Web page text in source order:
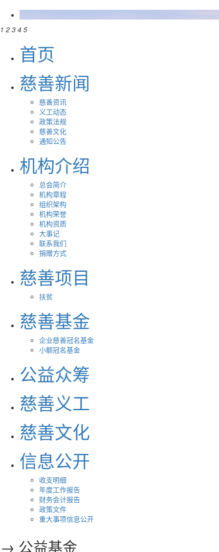
1 2 3 4 5
首页
慈善新闻
慈善资讯
义工动态
政策法规
慈善文化
通知公告
机构介绍
总会简介
机构章程
组织架构
机构荣誉
机构资质
大事记
联系我们
捐赠方式
慈善项目
扶贫
慈善基金
企业慈善冠名基金
小额冠名基金
公益众筹
慈善义工
慈善文化
信息公开
收支明细
年度工作报告
财务会计报告
政策文件
重大事项信息公开
→ 公益基金